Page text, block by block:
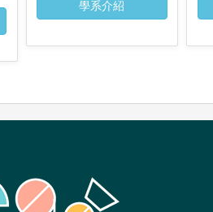
學系介紹